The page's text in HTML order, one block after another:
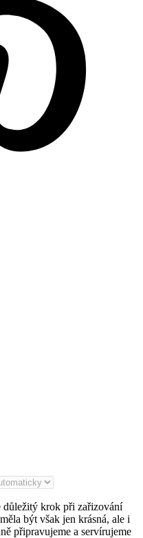
krok při zařizování
být však jen krásná, ale i
připravujeme a servírujeme